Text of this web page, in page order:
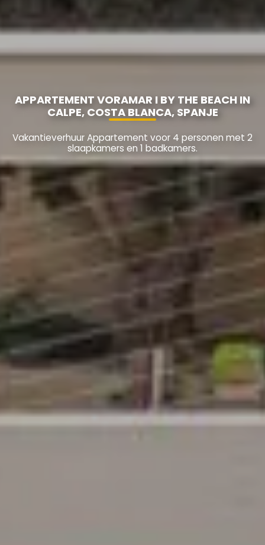
APPARTEMENT VORAMAR I BY THE BEACH IN
CALPE, COSTA BLANCA, SPANJE
Vakantieverhuur Appartement voor 4 personen met 2
slaapkamers en 1 badkamers.